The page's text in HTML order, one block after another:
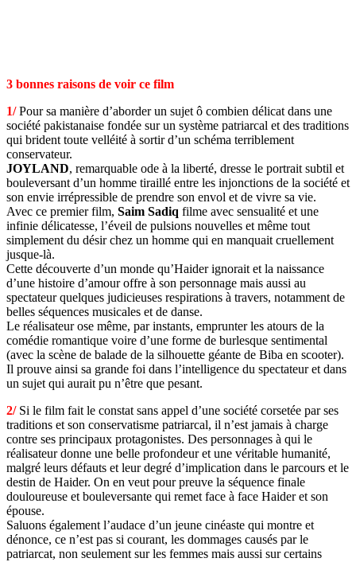
3 bonnes raisons de voir ce film
1/Pour sa manière d’aborder un sujet ô combien délicat dans une
société pakistanaise fondée sur un système patriarcal et des traditions
qui brident toute velléité à sortir d’un schéma terriblement
conservateur.
JOYLAND, remarquable ode à la liberté, dresse le portrait subtil et
bouleversant d’un homme tiraillé entre les injonctions de la société et
son envie irrépressible de prendre son envol et de vivre sa vie.
Avec ce premier film, Saim Sadiq filme avec sensualité et une
infinie délicatesse, l’éveil de pulsions nouvelles et même tout
simplement du désir chez un homme qui en manquait cruellement
jusque-là.
Cette découverte d’un monde qu’Haider ignorait et la naissance
d’une histoire d’amour offre à son personnage mais aussi au
spectateur quelques judicieuses respirations à travers, notamment de
belles séquences musicales et de danse.
Le réalisateur ose même, par instants, emprunter les atours de la
comédie romantique voire d’une forme de burlesque sentimental
(avec la scène de balade de la silhouette géante de Biba en scooter).
Il prouve ainsi sa grande foi dans l’intelligence du spectateur et dans
un sujet qui aurait pu n’être que pesant.
2/Si le film fait le constat sans appel d’une société corsetée par ses
traditions et son conservatisme patriarcal, il n’est jamais à charge
contre ses principaux protagonistes. Des personnages à qui le
réalisateur donne une belle profondeur et une véritable humanité,
malgré leurs défauts et leur degré d’implication dans le parcours et le
destin de Haider. On en veut pour preuve la séquence finale
douloureuse et bouleversante qui remet face à face Haider et son
épouse.
Saluons également l’audace d’un jeune cinéaste qui montre et
dénonce, ce n’est pas si courant, les dommages causés par le
patriarcat, non seulement sur les femmes mais aussi sur certains